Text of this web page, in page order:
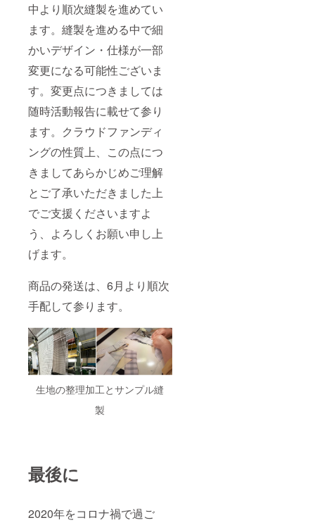
中より順次縫製を進めてい
ます。縫製を進める中で細
かいデザイン・仕様が一部
変更になる可能性ございま
す。変更点につきましては
随時活動報告に載せて参り
ます。クラウドファンディ
ングの性質上、この点につ
きましてあらかじめご理解
とご了承いただきました上
でご支援くださいますよ
う、よろしくお願い申し上
げます。
商品の発送は、6月より順次
手配して参ります。
生地の整理加工とサンプル縫
製
最後に
2020年をコロナ禍で過ご